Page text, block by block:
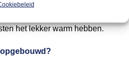
het lekker warm hebben.